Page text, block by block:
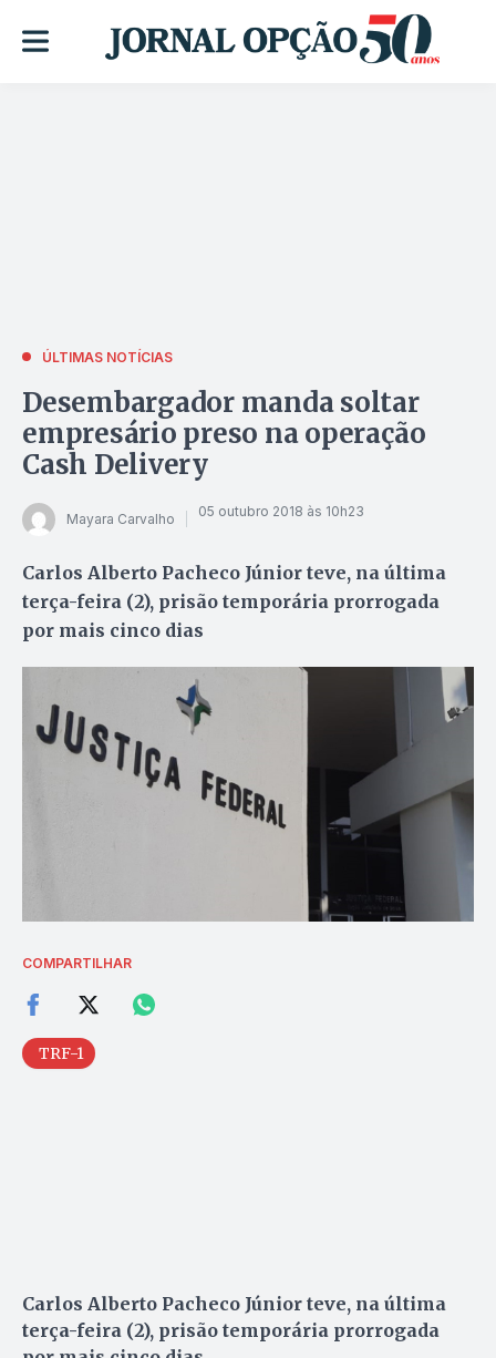
ÚLTIMAS NOTÍCIAS
Desembargador manda soltar
empresário preso na operação
Cash Delivery
Mayara Carvalho 05 outubro 2018 às 10h23
Carlos Alberto Pacheco Júnior teve, na última
terça-feira (2), prisão temporária prorrogada
por mais cinco dias
COMPARTILHAR
TRF-1
Carlos Alberto Pacheco Júnior teve, na última
terça-feira (2), prisão temporária prorrogada